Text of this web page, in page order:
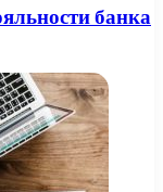
банка